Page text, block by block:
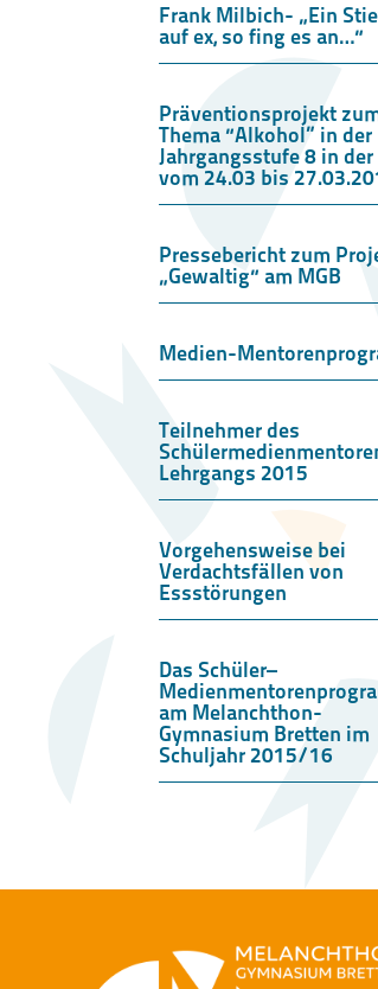
Frank Milbich- „Ein
auf ex, so fing es an…“
Präventionsprojekt
Thema “Alkohol” in der
Jahrgangsstufe 8 in
vom 24.03 bis
Pressebericht zum
„Gewaltig“ am MGB
Medien-
Teilnehmer des
Lehrgangs 2015
Vorgehensweise bei
Verdachtsfällen von
Essstörungen
Das Schüler–
am Melanchthon-
Gymnasium Bretten im
Schuljahr 2015/16